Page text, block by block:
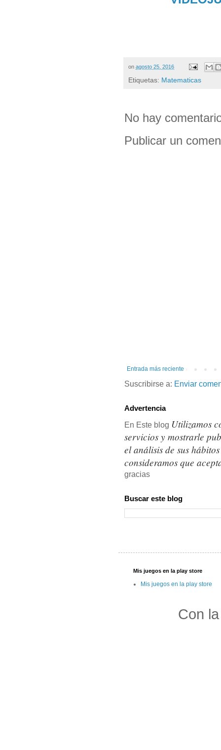
on agosto 25, 2016
Etiquetas: Matematicas
No hay
Publicar un
Entrada más reciente
Suscribirse a: Enviar
Advertencia
En Este blog Utilizamos
servicios y mostrarle
el análisis de sus
consideramos que
gracias
Buscar este blog
Mis juegos en la play store
Mis juegos en la play store
Con